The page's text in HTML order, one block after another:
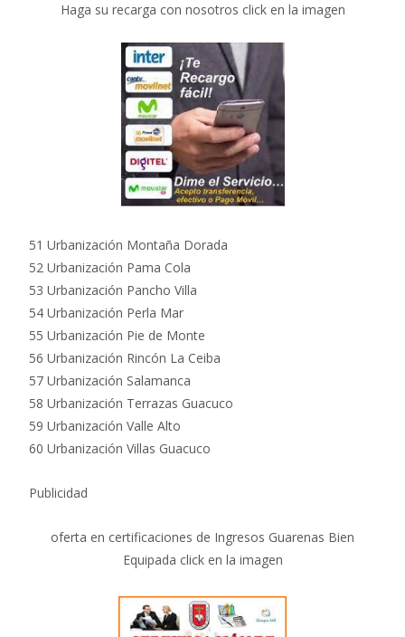
Haga su recarga con nosotros click en la imagen
51 Urbanización Montaña Dorada
52 Urbanización Pama Cola
53 Urbanización Pancho Villa
54 Urbanización Perla Mar
55 Urbanización Pie de Monte
56 Urbanización Rincón La Ceiba
57 Urbanización Salamanca
58 Urbanización Terrazas Guacuco
59 Urbanización Valle Alto
60 Urbanización Villas Guacuco
Publicidad
oferta en certificaciones de Ingresos Guarenas Bien
Equipada click en la imagen